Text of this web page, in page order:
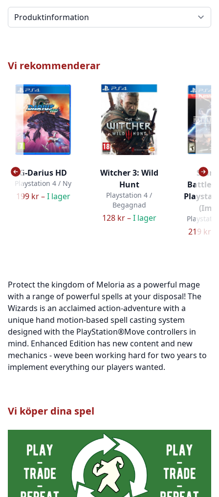
Välj en flik
Vi rekommenderar
G-Darius HD
Playstation 4 / Ny
199 kr –I lager
Witcher 3: Wild
Hunt
Playstation 4 /
Begagnad
128 kr –I lager
Star
219 kr –
Protect the kingdom of Meloria as a powerful mage
with a range of powerful spells at your disposal! The
Wizards is an acclaimed action-adventure with a
unique hand motion-based spell casting system
designed with the PlayStation®Move controllers in
mind. Enhanced Edition has new content and new
mechanics - weve been working hard for two years to
implement everything our players wanted.
Vi köper dina spel